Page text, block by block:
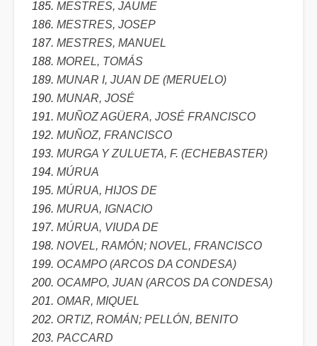
MESTRES, JAUME
MESTRES, JOSEP
MESTRES, MANUEL
MOREL, TOMÁS
MUNAR I, JUAN DE (MERUELO)
MUNAR, JOSÉ
MUÑOZ AGÜERA, JOSÉ FRANCISCO
MUÑOZ, FRANCISCO
MURGA Y ZULUETA, F. (ECHEBASTER)
MÚRUA
MÚRUA, HIJOS DE
MURUA, IGNACIO
MÚRUA, VIUDA DE
NOVEL, RAMÓN; NOVEL, FRANCISCO
OCAMPO (ARCOS DA CONDESA)
OCAMPO, JUAN (ARCOS DA CONDESA)
OMAR, MIQUEL
ORTIZ, ROMÁN; PELLÓN, BENITO
PACCARD